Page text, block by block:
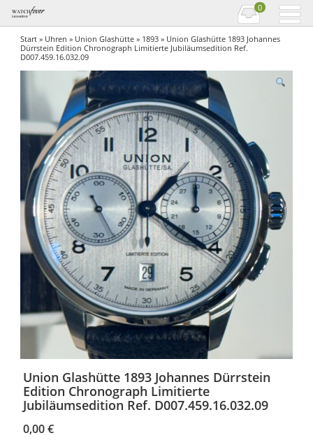
0
Start » Uhren » Union Glashütte » 1893 » Union Glashütte 1893 Johannes
Dürrstein Edition Chronograph Limitierte Jubiläumsedition Ref.
D007.459.16.032.09
Union Glashütte 1893 Johannes Dürrstein
Edition Chronograph Limitierte
Jubiläumsedition Ref. D007.459.16.032.09
0,00€